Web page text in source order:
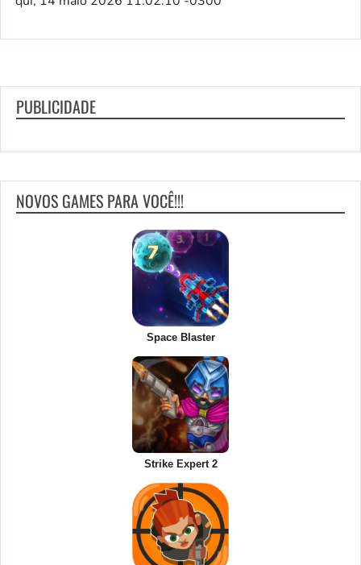
PUBLICIDADE
NOVOS GAMES PARA VOCÊ!!!
Space Blaster
Strike Expert 2